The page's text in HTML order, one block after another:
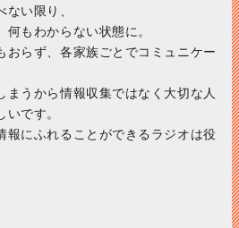
い限り、
もわからない状態に。
おらず、各家族ごとでコミュニケー
まうから情報収集ではなく大切な人
です。
報にふれることができるラジオは役